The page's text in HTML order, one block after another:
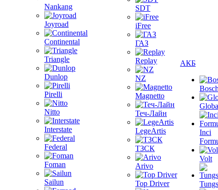
Nankang
Joyroad
Continental
Triangle
Dunlop
Pirelli
Nitto
Interstate
Federal
Foman
Sailun
SDT
iFree
ГАЗ
Replay
NZ
Magnetto
Теч-Лайн
LegeArtis
ТЗСК
Arivo
Top Driver
АКБ
Inci
Volt